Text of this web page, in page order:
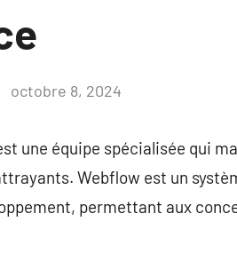
octobre 8, 2024
une équipe spécialisée qui
Webflow est un
permettant aux